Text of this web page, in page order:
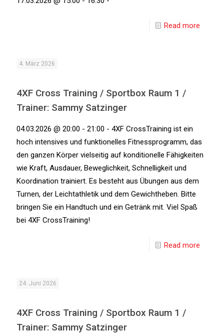
Read more
4. März 2026
4XF Cross Training / Sportbox Raum 1 /
Trainer: Sammy Satzinger
04.03.2026 @ 20:00 - 21:00 - 4XF CrossTraining ist ein
hoch intensives und funktionelles Fitnessprogramm, das
den ganzen Körper vielseitig auf konditionelle Fähigkeiten
wie Kraft, Ausdauer, Beweglichkeit, Schnelligkeit und
Koordination trainiert. Es besteht aus Übungen aus dem
Turnen, der Leichtathletik und dem Gewichtheben. Bitte
bringen Sie ein Handtuch und ein Getränk mit. Viel Spaß
bei 4XF CrossTraining!
Read more
24. Juni 2026
4XF Cross Training / Sportbox Raum 1 /
Trainer: Sammy Satzinger